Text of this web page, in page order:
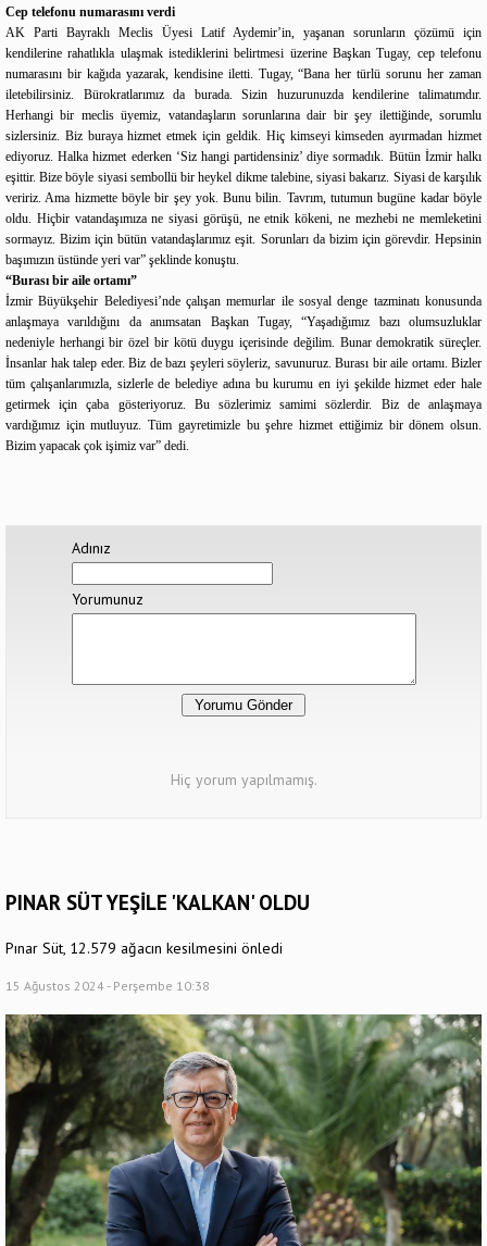
Cep telefonu numarasını verdi
AK Parti Bayraklı Meclis Üyesi Latif Aydemir’in, yaşanan sorunların çözümü için
kendilerine rahatlıkla ulaşmak istediklerini belirtmesi üzerine Başkan Tugay, cep telefonu
numarasını bir kağıda yazarak, kendisine iletti. Tugay, “Bana her türlü sorunu her zaman
iletebilirsiniz. Bürokratlarımız da burada. Sizin huzurunuzda kendilerine talimatımdır.
Herhangi bir meclis üyemiz, vatandaşların sorunlarına dair bir şey ilettiğinde, sorumlu
sizlersiniz. Biz buraya hizmet etmek için geldik. Hiç kimseyi kimseden ayırmadan hizmet
ediyoruz. Halka hizmet ederken ‘Siz hangi partidensiniz’ diye sormadık. Bütün İzmir halkı
eşittir. Bize böyle siyasi sembollü bir heykel dikme talebine, siyasi bakarız. Siyasi de karşılık
veririz. Ama hizmette böyle bir şey yok. Bunu bilin. Tavrım, tutumun bugüne kadar böyle
oldu. Hiçbir vatandaşımıza ne siyasi görüşü, ne etnik kökeni, ne mezhebi ne memleketini
sormayız. Bizim için bütün vatandaşlarımız eşit. Sorunları da bizim için görevdir. Hepsinin
başımızın üstünde yeri var” şeklinde konuştu.
“Burası bir aile ortamı”
İzmir Büyükşehir Belediyesi’nde çalışan memurlar ile sosyal denge tazminatı konusunda
anlaşmaya varıldığını da anımsatan Başkan Tugay, “Yaşadığımız bazı olumsuzluklar
nedeniyle herhangi bir özel bir kötü duygu içerisinde değilim. Bunar demokratik süreçler.
İnsanlar hak talep eder. Biz de bazı şeyleri söyleriz, savunuruz. Burası bir aile ortamı. Bizler
tüm çalışanlarımızla, sizlerle de belediye adına bu kurumu en iyi şekilde hizmet eder hale
getirmek için çaba gösteriyoruz. Bu sözlerimiz samimi sözlerdir. Biz de anlaşmaya
vardığımız için mutluyuz. Tüm gayretimizle bu şehre hizmet ettiğimiz bir dönem olsun.
Bizim yapacak çok işimiz var” dedi.
Adınız
Yorumunuz
Hiç yorum yapılmamış.
PINAR SÜT YEŞİLE 'KALKAN' OLDU
Pınar Süt, 12.579 ağacın kesilmesini önledi
15 Ağustos 2024 - Perşembe 10:38